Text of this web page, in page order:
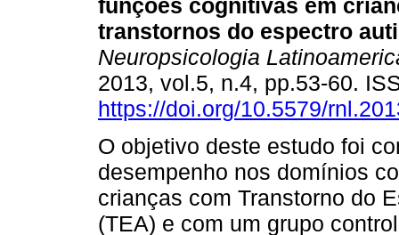
funções cognitivas em
transtornos do espectro
Neuropsicologia
2013, vol.5, n.4, pp.53-60.
https://doi.org/10.5579/
O objetivo deste estudo foi
desempenho nos domínios
crianças com Transtorno do
(TEA) e com um grupo